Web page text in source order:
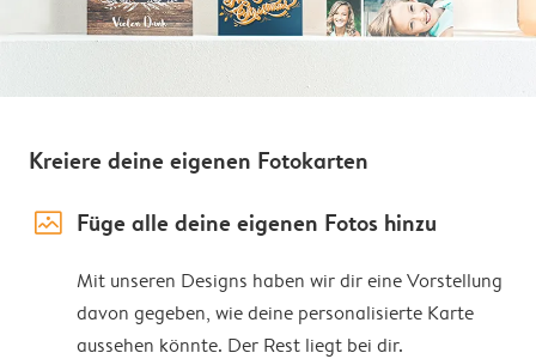
Kreiere deine eigenen Fotokarten
image_placeholder Füge alle deine eigenen Fotos hinzu
Mit unseren Designs haben wir dir eine Vorstellung
davon gegeben, wie deine personalisierte Karte
aussehen könnte. Der Rest liegt bei dir.